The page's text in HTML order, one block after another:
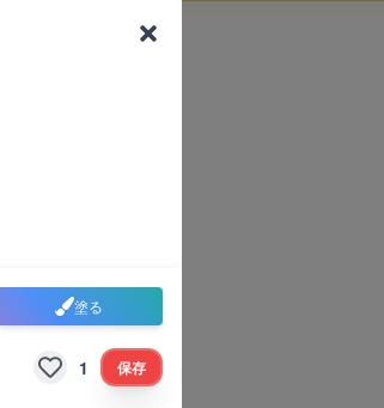
塗る
1 保存